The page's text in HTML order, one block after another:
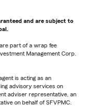
and are subject to
part of a wrap fee
Management Corp.
is acting as an
advisory services on
adviser representative, an
on behalf of SFVPMC.